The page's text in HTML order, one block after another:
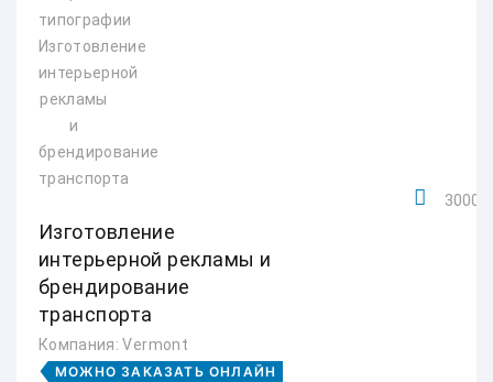
Изготовление
интерьерной рекламы и
брендирование
транспорта
Компания: Vermont
МОЖНО ЗАКАЗАТЬ ОНЛАЙН
3000